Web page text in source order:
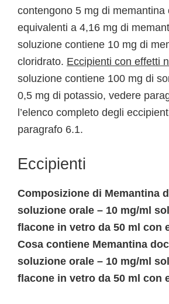
contengono 5 mg di memantina
equivalenti a 4,16 mg di
soluzione contiene 10 mg di
cloridrato. Eccipienti con effetti
soluzione contiene 100 mg di
0,5 mg di potassio, vedere
l’elenco completo degli
paragrafo 6.1.
Eccipienti
Composizione di Memantina
soluzione orale – 10 mg/ml
flacone in vetro da 50 ml con
Cosa contiene Memantina doc
soluzione orale – 10 mg/ml
flacone in vetro da 50 ml con